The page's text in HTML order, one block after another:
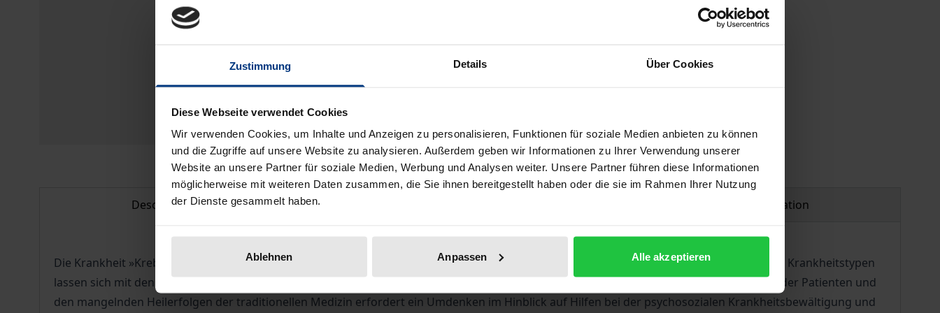
Zustimmung Details Über Cookies
Diese Webseite verwendet Cookies
Wir verwenden Cookies, um Inhalte und Anzeigen zu personalisieren, Funktionen für soziale Medien anbieten zu können
und die Zugriffe auf unsere Website zu analysieren. Außerdem geben wir Informationen zu Ihrer Verwendung unserer
Website an unsere Partner für soziale Medien, Werbung und Analysen weiter. Unsere Partner führen diese Informationen
möglicherweise mit weiteren Daten zusammen, die Sie ihnen bereitgestellt haben oder die sie im Rahmen Ihrer Nutzung
der Dienste gesammelt haben.
Ablehnen Anpassen Alle akzeptieren
Delivery cost notice
Description Product safety information
Die Krankheit »Krebs« ist für die betroffenen Menschen eine Lebenskrise, die ihren gesamten sozialen Kontext verändert. Und nur wenige Krankheitstypen
lassen sich mit den heute angewendeten medizinischen Verfahren beherrschen und heilen. Der unlösbare Konflikt zwischen dem Leiden der Patienten und
den mangelnden Heilerfolgen der traditionellen Medizin erfordert ein Umdenken im Hinblick auf Hilfen bei der psychosozialen Krankheitsbewältigung und